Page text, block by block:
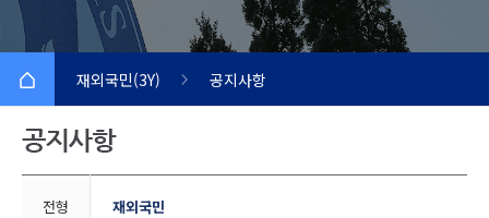
재외국민(3Y) 공지사항
전형 재외국민